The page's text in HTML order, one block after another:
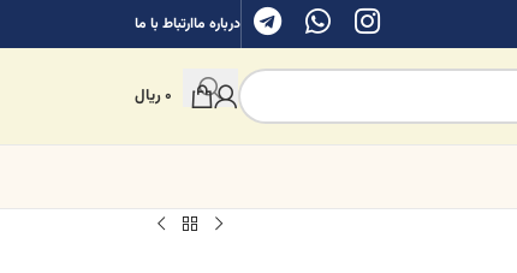
درباره ماارتباط با ما
0ریال